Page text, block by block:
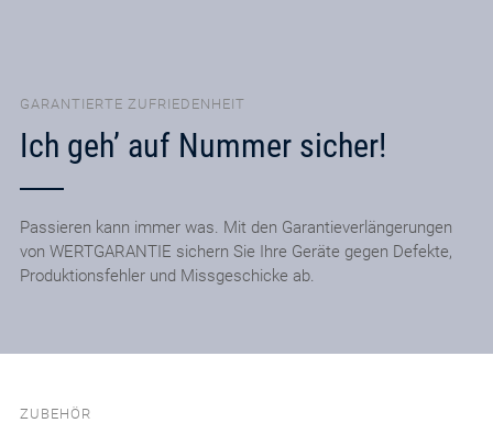
GARANTIERTE ZUFRIEDENHEIT
Ich geh’ auf Nummer sicher!
Passieren kann immer was. Mit den Garantieverlängerungen
von WERTGARANTIE sichern Sie Ihre Geräte gegen Defekte,
Produktionsfehler und Missgeschicke ab.
ZUBEHÖR